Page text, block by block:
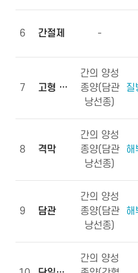
6 간절제 -
7 고형 종괴
간의 양성
종양(담관
낭선종)
8 격막
간의 양성
종양(담관
낭선종)
9 담관
간의 양성
종양(담관
낭선종)
간의 양성